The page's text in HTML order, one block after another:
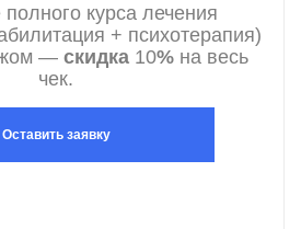
курса лечения
+ психотерапия)
— скидка 10%на весь
чек.
Оставить заявку